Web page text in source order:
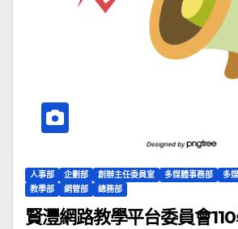
人事部 企劃部 創辦主任委員室 多媒體事務部 多
教學部
網管部 總務部
賢灃網路教學平台委員會